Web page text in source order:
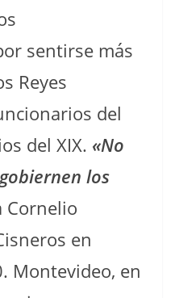
sentirse más
Reyes
del
del XIX. «No
los
Cornelio
en
Montevideo, en